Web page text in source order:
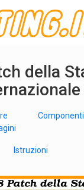
della
Componenti
Istruzioni